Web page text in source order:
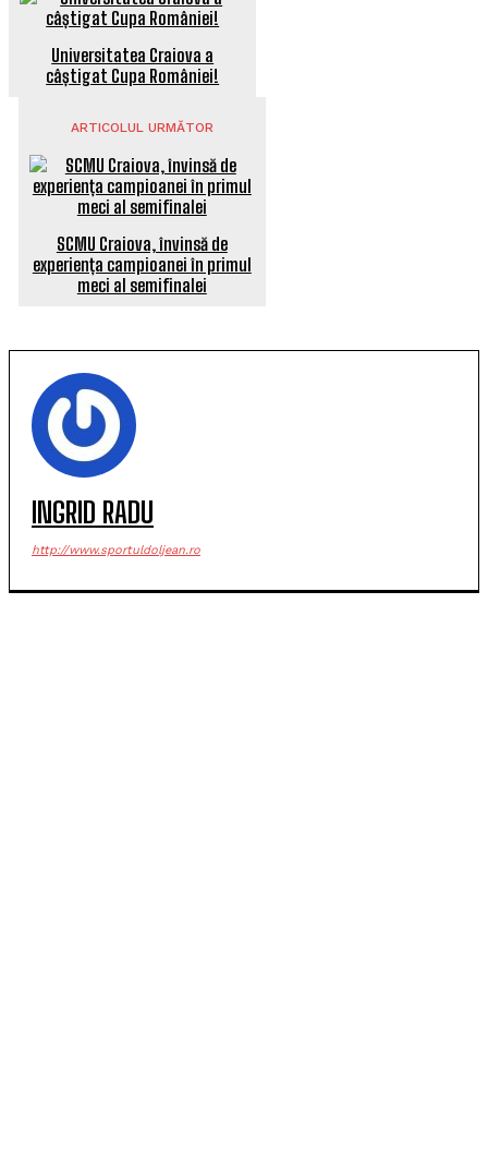
Universitatea Craiova a
câștigat Cupa României!
ARTICOLUL URMĂTOR
SCMU Craiova, învinsă de
experiența campioanei în primul
meci al semifinalei
INGRID RADU
http://www.sportuldoljean.ro